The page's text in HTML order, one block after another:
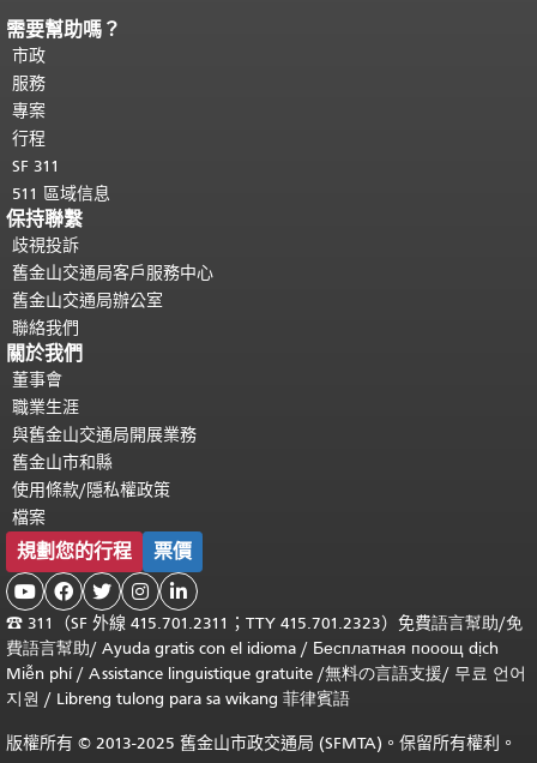
頁面內容結束。
都會重複顯示。
需要幫助嗎？
市政
服務
專案
行程
SF 311
511 區域信息
保持聯繫
歧視投訴
舊金山交通局客戶服務中心
舊金山交通局辦公室
聯絡我們
關於我們
董事會
職業生涯
與舊金山交通局開展業務
舊金山市和縣
使用條款/隱私權政策
檔案
規劃您的行程 票價
    
☎ 311（SF 外線 415.701.2311；TTY 415.701.2323）免費語言幫助/免
費語言幫助/ Ayuda gratis con el idioma / Бесплатная пооощ dịch
Miễn phí/ Assistance linguistique gratuite /無料の言語支援/ 무료 언어
지원 / Libreng tulong para sa wikang 菲律賓語
版權所有 © 2013-2025 舊金山市政交通局 (SFMTA)。保留所有權利。